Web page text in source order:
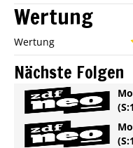
Wertung
Wertung
Nächste Folgen